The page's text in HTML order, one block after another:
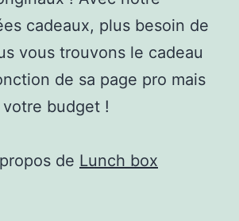
cadeaux, plus besoin de
vous trouvons le cadeau
de sa page pro mais
budget !
de Lunch box